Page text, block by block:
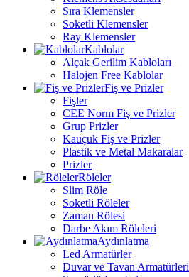
Sıra Klemensler
Soketli Klemensler
Ray Klemensler
Kablolar
Alçak Gerilim Kabloları
Halojen Free Kablolar
Fiş ve Prizler
Fişler
CEE Norm Fiş ve Prizler
Grup Prizler
Kauçuk Fiş ve Prizler
Plastik ve Metal Makaralar
Prizler
Röleler
Slim Röle
Soketli Röleler
Zaman Rölesi
Darbe Akım Röleleri
Aydınlatma
Led Armatürler
Duvar ve Tavan Armatürleri